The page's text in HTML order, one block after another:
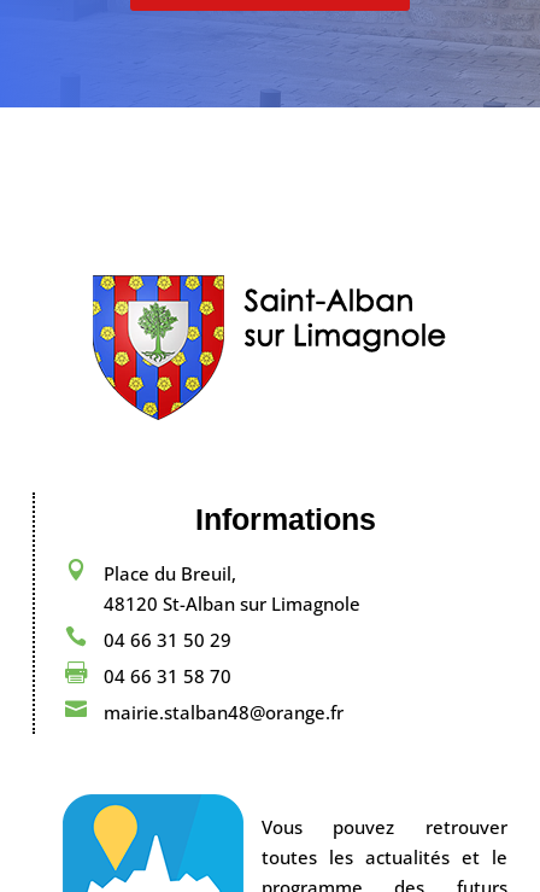
Informations

Place du Breuil,
48120 St-Alban sur Limagnole
 04 66 31 50 29
 04 66 31 58 70
 mairie.stalban48@orange.fr
Vous pouvez retrouver
toutes les actualités et le
programme des futurs